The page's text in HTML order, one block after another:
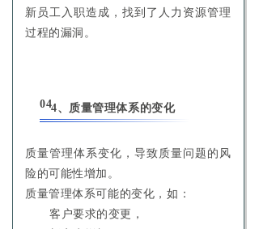
新员工入职造成，找到了人力资源管理
过程的漏洞。
044、质量管理体系的变化
质量管理体系变化，导致质量问题的风
险的可能性增加。
质量管理体系可能的变化，如：
客户要求的变更，